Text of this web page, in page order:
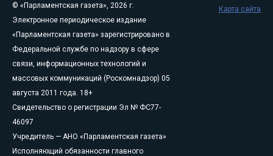
© «Парламентская газета», 2026 г.
Электронное периодическое издание
«Парламентская газета» зарегистрировано в
Федеральной службе по надзору в сфере
связи, информационных технологий и
массовых коммуникаций (Роскомнадзор) 05
августа 2011 года. 18+
Свидетельство о регистрации Эл № ФС77-
46097
Учредитель — АНО «Парламентская газета»
Исполняющий обязанности главного
Карта сайта